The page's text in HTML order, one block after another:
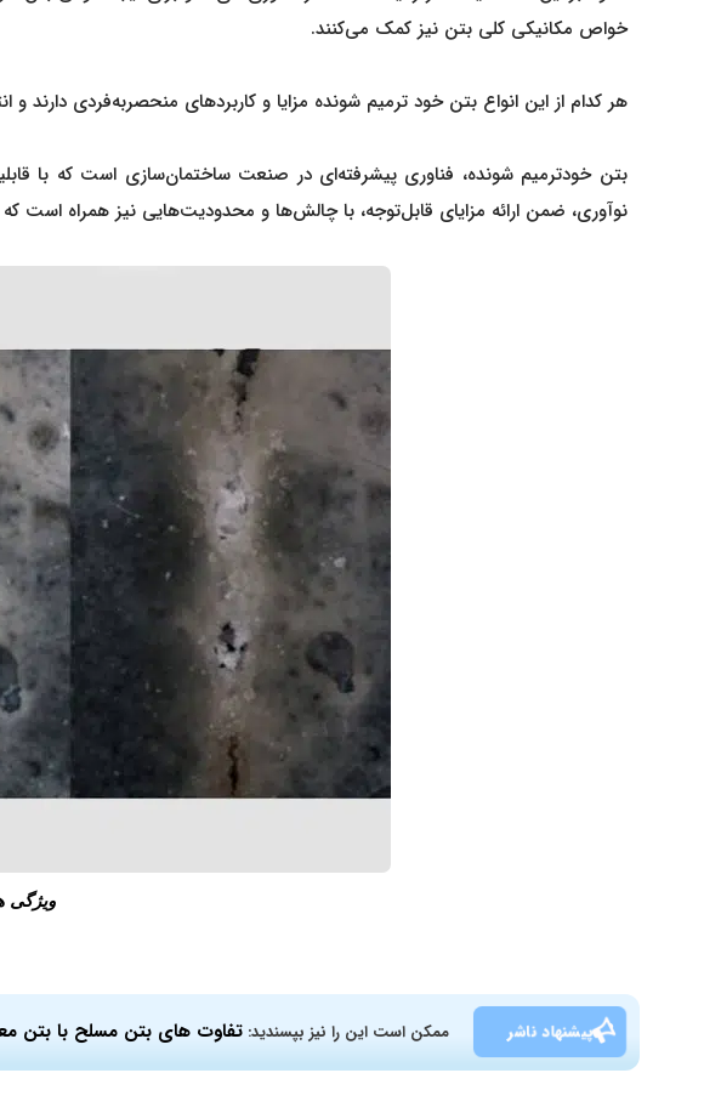
خواص مکانیکی کلی بتن نیز کمک می‌کنند.
هر کدام از این انواع بتن خود ترمیم شونده مزایا و کاربردهای منحصربه‌فردی
بتن خودترمیم‌ شونده، فناوری پیشرفته‌ای در صنعت ساختمان‌سازی است که با
نوآوری، ضمن ارائه مزایای قابل‌توجه، با چالش‌ها و محدودیت‌هایی نیز همراه
ویژگی
پیشنهاد ناشر ممکن است این را نیز بپسندید: تفاوت های بتن مسلح با بتن